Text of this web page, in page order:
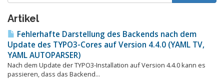
Artikel
Fehlerhafte Darstellung des Backends nach dem
Update des TYPO3-Cores auf Version 4.4.0 (YAML TV,
YAML AUTOPARSER)
Nach dem Update der TYPO3-Installation auf Version 4.4.0 kann es
passieren, dass das Backend...